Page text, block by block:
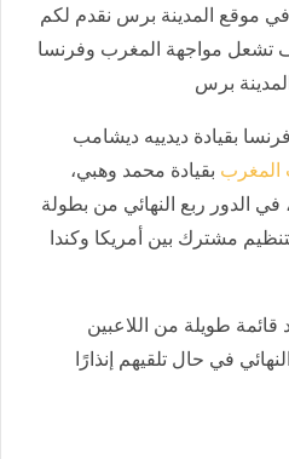
في موقع المدينة برس نقدم لكم
تشعل مواجهة المغرب وفرنسا
برس
بقيادة ديدييه ديشامب
المغرب بقيادة محمد وهبي،
في الدور ربع النهائي من بطولة
مشترك بين أمريكا وكندا
قائمة طويلة من اللاعبين
في حال تلقيهم إنذارًا